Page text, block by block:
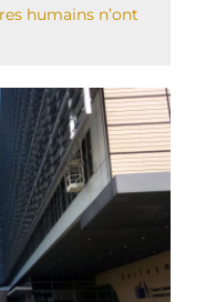
humains n’ont